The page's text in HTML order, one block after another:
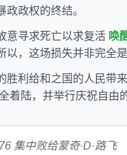
政政权的终结。
意寻求死亡以求复活 唤
以，这场损失并非完全是
胜利给和之国的人民带
着陆，并举行庆祝自由
集中败给蒙奇·D·路飞